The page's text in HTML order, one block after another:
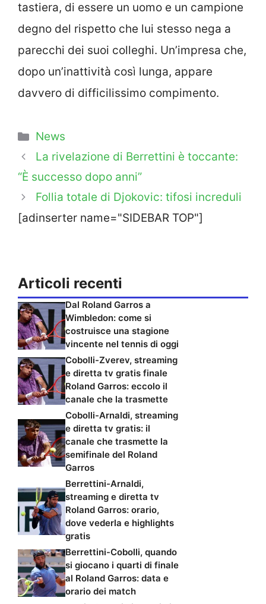
tastiera, di essere un uomo e un campione
degno del rispetto che lui stesso nega a
parecchi dei suoi colleghi. Un’impresa che,
dopo un’inattività così lunga, appare
davvero di difficilissimo compimento.
Categorie
News
La rivelazione di Berrettini è toccante:
“È successo dopo anni”
Follia totale di Djokovic: tifosi increduli
[adinserter name="SIDEBAR TOP"]
Articoli recenti
Dal Roland Garros a
Wimbledon: come si
costruisce una stagione
vincente nel tennis di oggi
Cobolli-Zverev, streaming
e diretta tv gratis finale
Roland Garros: eccolo il
canale che la trasmette
Cobolli-Arnaldi, streaming
e diretta tv gratis: il
canale che trasmette la
semifinale del Roland
Garros
Berrettini-Arnaldi,
streaming e diretta tv
Roland Garros: orario,
dove vederla e highlights
gratis
Berrettini-Cobolli, quando
si giocano i quarti di finale
al Roland Garros: data e
orario dei match